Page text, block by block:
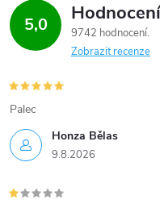
5,0
9742 hodnocení
Zobrazit recenze
Honza Bělas
9.8.2026
Palec